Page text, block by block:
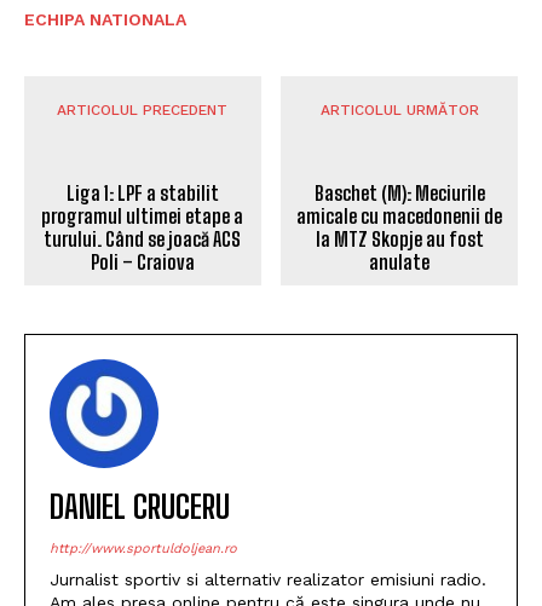
ECHIPA NATIONALA
ARTICOLUL PRECEDENT
Liga 1: LPF a stabilit
Poli – Craiova
ARTICOLUL URMĂTOR
Baschet (M): Meciurile
amicale cu macedonenii de
la MTZ Skopje au fost
anulate
DANIEL CRUCERU